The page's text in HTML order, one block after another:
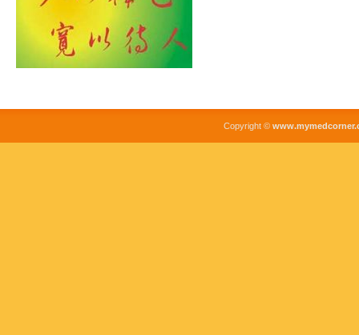
Copyright ©